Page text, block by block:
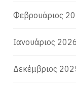
Φεβρουάριος
Ιανουάριος 2026
Δεκέμβριος